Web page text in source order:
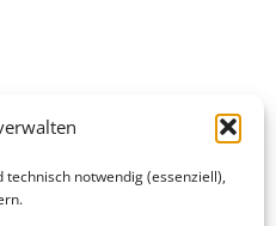
technisch notwendig (essenziell),